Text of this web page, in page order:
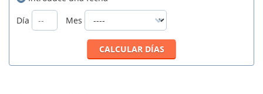
Día
Mes